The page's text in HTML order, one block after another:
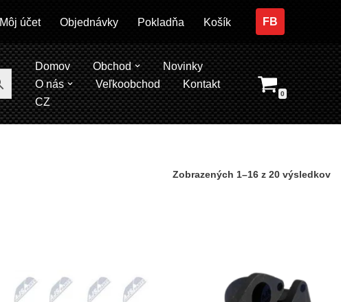
Môj účet Objednávky Pokladňa Košík FB
Domov Obchod
Novinky
O nás
Veľkoobchod
Kontakt
CZ
0
Zobrazených 1–16 z 20 výsledkov